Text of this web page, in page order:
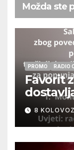
Možda ste
PROMO RADIO
Favorit
8